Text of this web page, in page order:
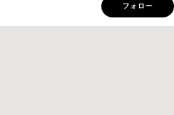
フォロー